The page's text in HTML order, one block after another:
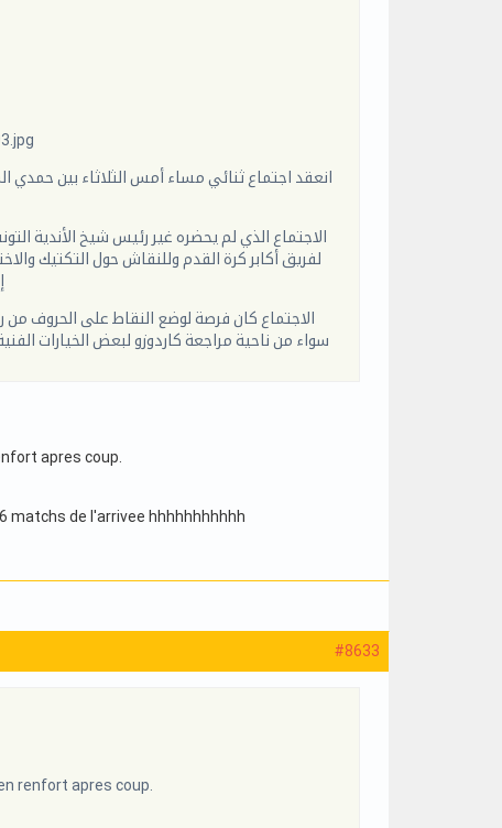
انعقد اجتماع ثنائي مساء أمس الثلاثاء بين
لفريق أكابر كرة القدم وللنقاش حول التكتيك
الاجتماع كان فرصة لوضع النقاط على الحروف
سواء من ناحية مراجعة كاردوزو لبعض الخيارات
apres coup.
matchs de l'arrivee hhhhhhhhhhh
#8633
renfort apres coup.